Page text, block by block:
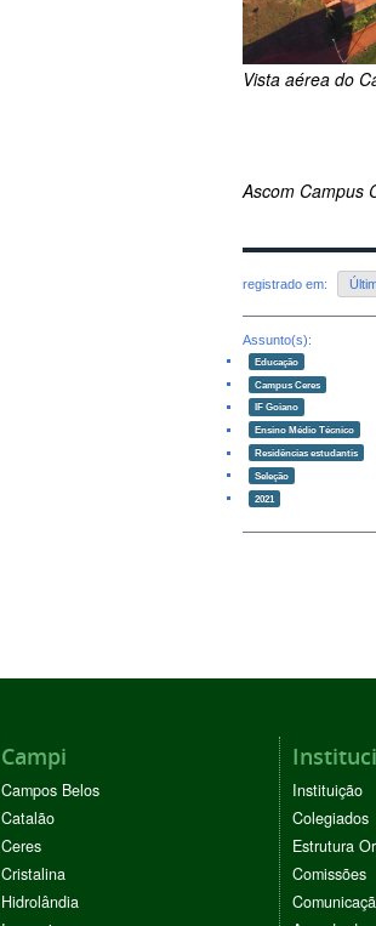
Vista aérea do
Ascom Campus
registrado em:
Assunto(s):
Educação
Campus Ceres
IF Goiano
Ensino Médio Técnico
Residências estudantis
Seleção
2021
Campi
Campos Belos
Catalão
Ceres
Cristalina
Hidrolândia
Instituição
Colegiados
Estrutura
Comissões